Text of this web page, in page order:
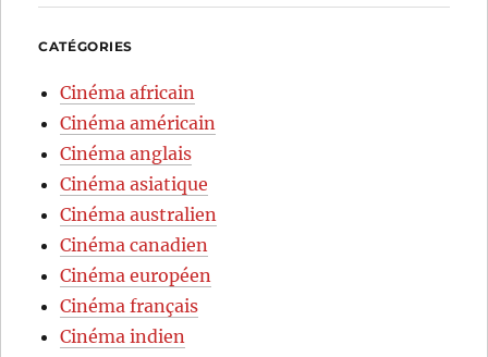
CATÉGORIES
Cinéma africain
Cinéma américain
Cinéma anglais
Cinéma asiatique
Cinéma australien
Cinéma canadien
Cinéma européen
Cinéma français
Cinéma indien